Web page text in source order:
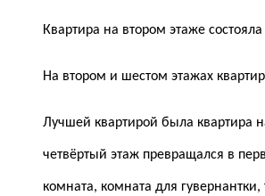
Квартира на втором этаже
На втором и шестом этажах
Лучшей квартирой была квартира
четвёртый этаж превращался в
комната, комната для